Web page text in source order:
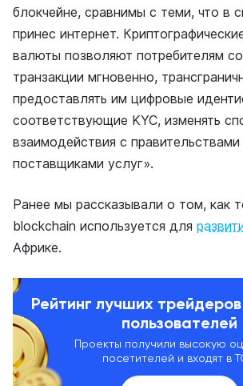
блокчейне, сравнимы с теми, что в
принес интернет.
валюты позволяют потребителям
транзакции мгновенно,
предоставлять им цифровые
соответствующие KYC, изменять
взаимодействия с правительствами
поставщиками услуг».
Ранее мы рассказывали о том, как
blockchain используется для
Африке.
Рейтинг лучших
пользователей
Проекты получили высокую
посетителей и входят в